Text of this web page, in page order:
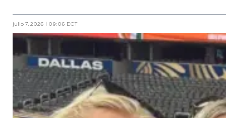
julio 7, 2026 | 09:06 ECT